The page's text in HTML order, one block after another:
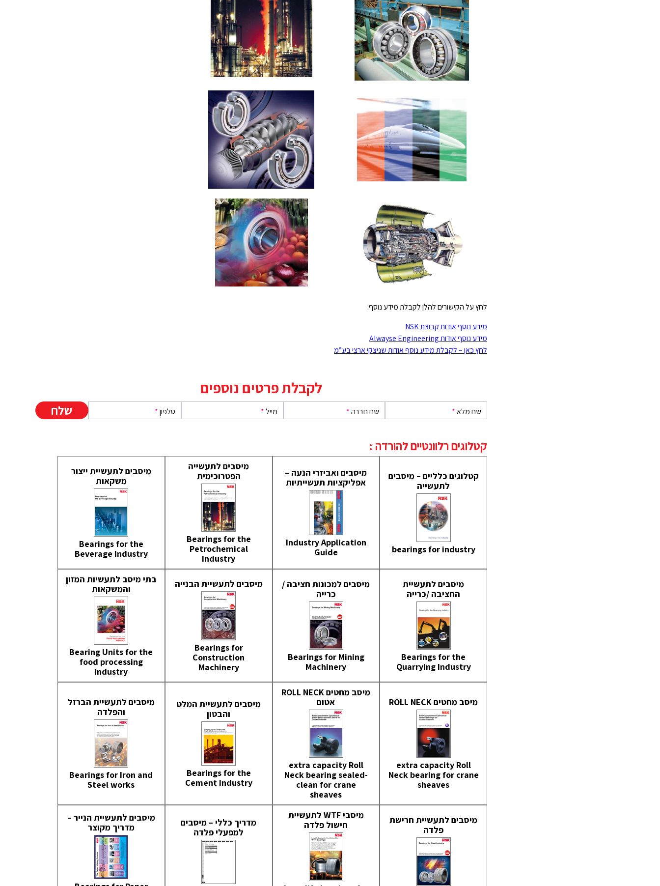
לחץ על הקישורים להלן לקבלת מידע נוסף:
מידע נוסף אודות קבוצת NSK
מידע נוסף אודות Alwayse Engineering
לחץ כאן – לקבלת מידע נוסף אודות שניצקי ארצי בע”מ
לקבלת פרטים נוספים
שם מלא* שם חברה* מייל* טלפון*
קטלוגים רלוונטיים להורדה :
קטלוגים כלליים – מיסבים
לתעשייה
bearings for industry
מיסבים ואביזרי הנעה –
אפליקציות תעשייתיות
Industry Application
Guide
מיסבים לתעשייה
הפטרוכימית
Bearings for the
Petrochemical
Industry
מיסבים לתעשיית ייצור
משקאות
Bearings for the
Beverage Industry
מיסבים לתעשיית
החציבה /כרייה
Bearings for the
Quarrying Industry
מיסבים למכונות חציבה /
כרייה
Bearings for Mining
Machinery
מיסבים לתעשיית הבנייה
Bearings for
Construction
Machinery
בתי מיסב לתעשיות המזון
והמשקאות
Bearing Units for the
food processing
industry
מיסב מחטים ROLL NECK
extra capacity Roll
Neck bearing for crane
sheaves
מיסב מחטים ROLL NECK
אטום
extra capacity Roll
Neck bearing sealed-
clean for crane
sheaves
מיסבים לתעשיית המלט
והבטון
Bearings for the
Cement Industry
מיסבים לתעשיית הברזל
והפלדה
Bearings for Iron and
Steel works
מיסבים לתעשיית חרישת
פלדה
מיסבי WTF לתעשיית
חישול פלדה
מדריך כללי – מיסבים
למפעלי פלדה
מיסבים לתעשיית הנייר –
מדריך מקוצר